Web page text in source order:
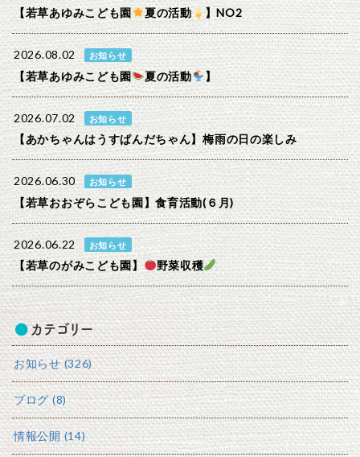
【若草あゆみこども園 夏の活動 】NO2
2026.08.02 お知らせ
【若草あゆみこども園 夏の活動 】
2026.07.02 お知らせ
【あかちゃんはうすぱんだちゃん】梅雨の日の楽しみ
2026.06.30 お知らせ
【若草おおぞらこども園】食育活動(６月)
2026.06.22 お知らせ
【若草のがみこども園】 野菜収穫
カテゴリー
お知らせ (326)
ブログ (8)
情報公開 (14)